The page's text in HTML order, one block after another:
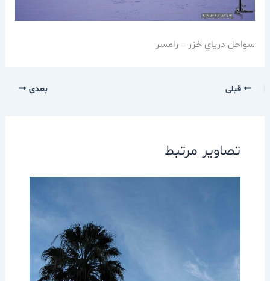
سواحل درياي خزر – رامسر
قبلی بعدی
تصاویر مرتبط